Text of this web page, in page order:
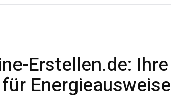
Erstellen.de: Ihre
Energieausweise